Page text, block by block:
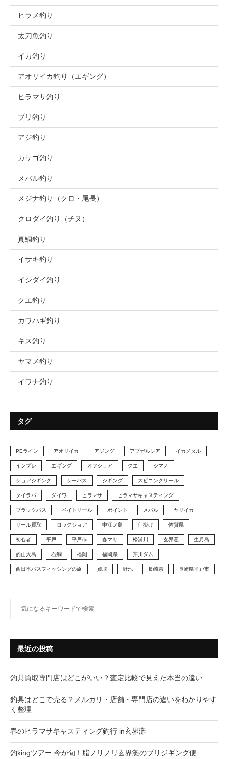
ヒラメ釣り
太刀魚釣り
イカ釣り
アオリイカ釣り（エギング）
ヒラマサ釣り
ブリ釣り
アジ釣り
カサゴ釣り
メバル釣り
メジナ釣り（クロ・尾長）
クロダイ釣り（チヌ）
真鯛釣り
イサキ釣り
イシダイ釣り
クエ釣り
カワハギ釣り
キス釣り
ヤマメ釣り
イワナ釣り
タグ
PEライン アオリイカ アジング アブガルシア イカメタル
インプレ エギング オフショア クエ シマノ
ショアジギング シーバス ジギング スピニングリール
タイラバ ダイワ ヒラマサ ヒラマサキャスティング
ブラックバス ベイトリール ポイント メバル ヤリイカ
リール買取 ロックショア 中江ノ島 仕掛け 佐賀県
初心者 平戸 平戸市 春マサ 松浦川 玄界灘 生月島
的山大島 石鯛 福岡 福岡県 芹川ダム
西日本バスフィッシングの旅 買取 野池 長崎県 長崎県平戸市
最近の投稿
釣具買取専門店はどこがいい？査定比較で見えた本当の違い
釣具はどこで売る？メルカリ・店舗・専門店の違いをわかりやす
く整理
春のヒラマサキャスティング釣行 in玄界灘
釣kingツアー 今が旬！脂ノリノリ玄界灘のブリジギング便